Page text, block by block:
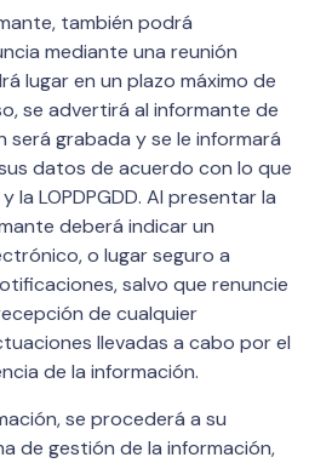
también podrá
mediante una reunión
lugar en un plazo máximo de
se advertirá al informante de
será grabada y se le informará
datos de acuerdo con lo que
la LOPDPGDD. Al presentar la
deberá indicar un
o lugar seguro a
salvo que renuncie
de cualquier
llevadas a cabo por el
de la información.
se procederá a su
de gestión de la información,